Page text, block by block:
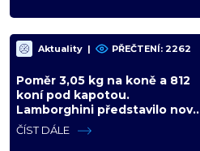
Aktuality | PŘEČTENÍ: 2262
Poměr 3,05 kg na koně a 812
koní pod kapotou.
Lamborghini představilo nový
Urus SE Performante s
hybridním pohonem
ČÍST DÁLE